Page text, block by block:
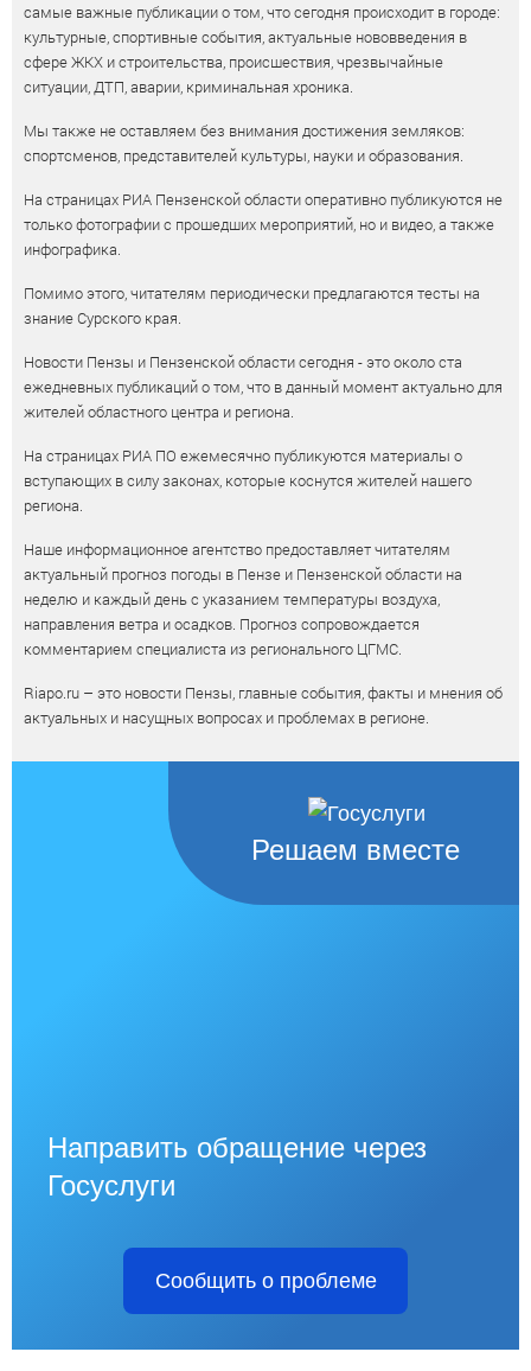
самые важные публикации о том, что сегодня происходит в городе:
культурные, спортивные события, актуальные нововведения в
сфере ЖКХ и строительства, происшествия, чрезвычайные
ситуации, ДТП, аварии, криминальная хроника.
Мы также не оставляем без внимания достижения земляков:
спортсменов, представителей культуры, науки и образования.
На страницах РИА Пензенской области оперативно публикуются не
только фотографии с прошедших мероприятий, но и видео, а также
инфографика.
Помимо этого, читателям периодически предлагаются тесты на
знание Сурского края.
Новости Пензы и Пензенской области сегодня - это около ста
ежедневных публикаций о том, что в данный момент актуально для
жителей областного центра и региона.
На страницах РИА ПО ежемесячно публикуются материалы о
вступающих в силу законах, которые коснутся жителей нашего
региона.
Наше информационное агентство предоставляет читателям
актуальный прогноз погоды в Пензе и Пензенской области на
неделю и каждый день с указанием температуры воздуха,
направления ветра и осадков. Прогноз сопровождается
комментарием специалиста из регионального ЦГМС.
Riapo.ru – это новости Пензы, главные события, факты и мнения об
актуальных и насущных вопросах и проблемах в регионе.
Решаем вместе
Направить обращение через
Госуслуги
Сообщить о проблеме